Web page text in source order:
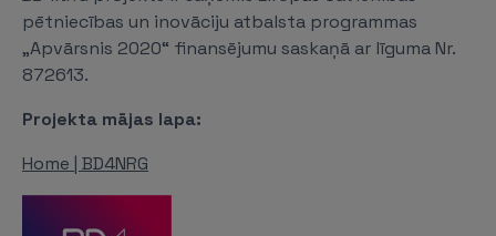
pētniecības un inovāciju atbalsta programmas
„Apvārsnis 2020“ finansējumu saskaņā ar līguma Nr.
872613.
Projekta mājas lapa:
Home | BD4NRG